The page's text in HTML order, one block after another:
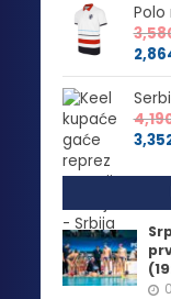
Polo